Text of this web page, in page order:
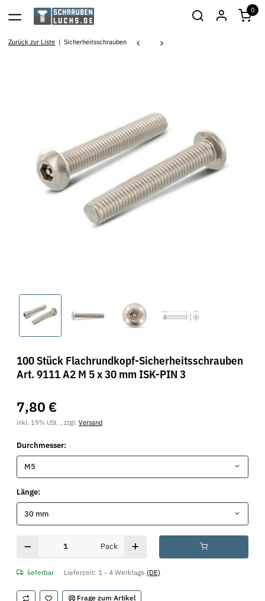
0
Zurück zur Liste Sicherheitsschrauben
100 Stück Flachrundkopf-Sicherheitsschrauben
Art. 9111 A2 M 5 x 30 mm ISK-PIN 3
7,80 €
inkl. 19% USt. , zzgl. Versand
Durchmesser:
M5
Länge:
30 mm
Pack
lieferbar Lieferzeit: 1 - 4 Werktage (DE)
Frage zum Artikel